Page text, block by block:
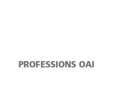
PROFESSIONS OAI